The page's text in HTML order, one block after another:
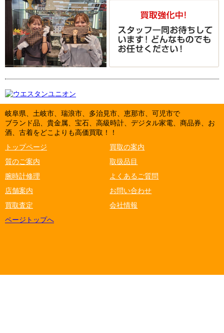
岐阜県、土岐市、瑞浪市、多治見市、恵那市、可児市で
ブランド品、貴金属、宝石、高級時計、デジタル家電、商品券、お
酒、古着をどこよりも高価買取！！
トップページ
買取の案内
質のご案内
取扱品目
腕時計修理
よくあるご質問
店舗案内
お問い合わせ
買取査定
会社情報
ページトップへ